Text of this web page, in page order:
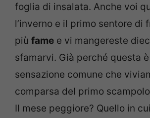
foglia di insalata. Anche voi
l’inverno e il primo sentore di
più fame e vi mangereste
sfamarvi. Già perché questa è
sensazione comune che
comparsa del primo
Il mese peggiore? Quello in